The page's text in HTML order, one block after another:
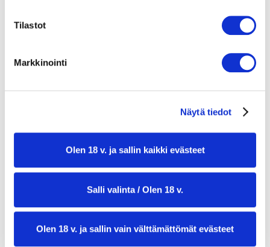
Tilastot
Markkinointi
Näytä tiedot
Olen 18 v. ja sallin kaikki evästeet
Salli valinta / Olen 18 v.
Olen 18 v. ja sallin vain välttämättömät evästeet
1 valkosipulinkynsi
annosmäärä:1